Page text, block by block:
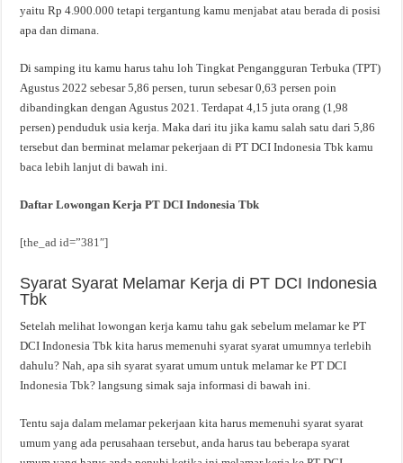
yaitu Rp 4.900.000 tetapi tergantung kamu menjabat atau berada di posisi
apa dan dimana.
Di samping itu kamu harus tahu loh Tingkat Pengangguran Terbuka (TPT)
Agustus 2022 sebesar 5,86 persen, turun sebesar 0,63 persen poin
dibandingkan dengan Agustus 2021. Terdapat 4,15 juta orang (1,98
persen) penduduk usia kerja. Maka dari itu jika kamu salah satu dari 5,86
tersebut dan berminat melamar pekerjaan di PT DCI Indonesia Tbk kamu
baca lebih lanjut di bawah ini.
Daftar Lowongan Kerja PT DCI Indonesia Tbk
[the_ad id=”381″]
Syarat Syarat Melamar Kerja di PT DCI Indonesia
Tbk
Setelah melihat lowongan kerja kamu tahu gak sebelum melamar ke PT
DCI Indonesia Tbk kita harus memenuhi syarat syarat umumnya terlebih
dahulu? Nah, apa sih syarat syarat umum untuk melamar ke PT DCI
Indonesia Tbk? langsung simak saja informasi di bawah ini.
Tentu saja dalam melamar pekerjaan kita harus memenuhi syarat syarat
umum yang ada perusahaan tersebut, anda harus tau beberapa syarat